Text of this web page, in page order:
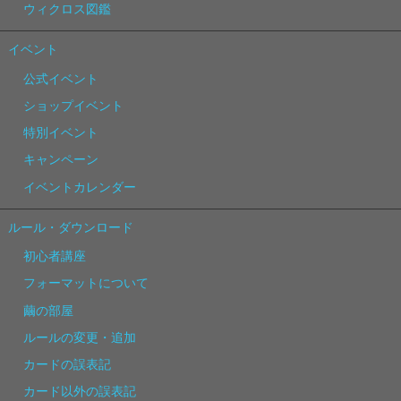
ウィクロス図鑑
イベント
公式イベント
ショップイベント
特別イベント
キャンペーン
イベントカレンダー
ルール・ダウンロード
初心者講座
フォーマットについて
繭の部屋
ルールの変更・追加
カードの誤表記
カード以外の誤表記